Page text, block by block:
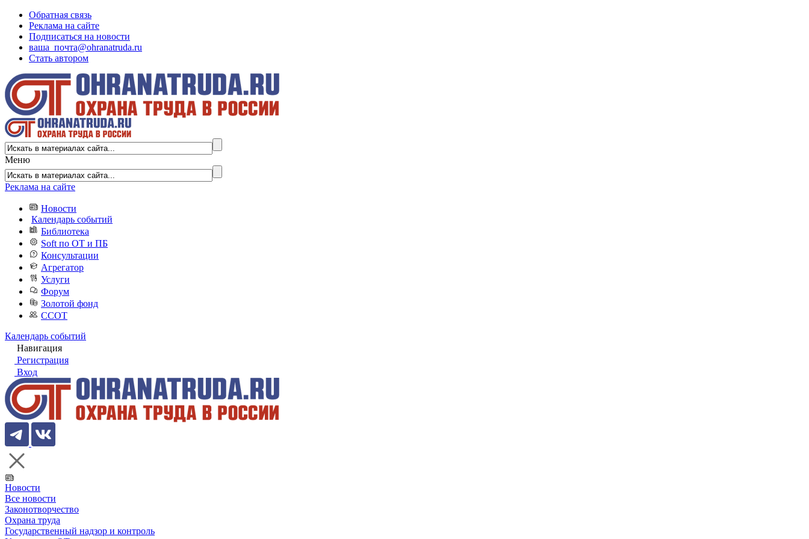
Обратная связь
Реклама на сайте
Подписаться на новости
ваша_почта@ohranatruda.ru
Стать автором
Меню
Реклама на сайте
Новости
Календарь событий
Библиотека
Soft по ОТ и ПБ
Консультации
Агрегатор
Услуги
Форум
Золотой фонд
ССОТ
Календарь событий
Навигация
Регистрация
Вход
Новости
Все новости
Законотворчество
Охрана труда
Государственный надзор и контроль